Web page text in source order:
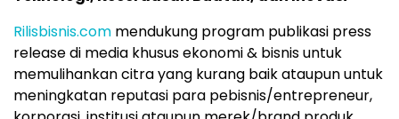
Rilisbisnis.com mendukung program publikasi press
release di media khusus ekonomi & bisnis untuk
memulihankan citra yang kurang baik ataupun untuk
meningkatan reputasi para pebisnis/entrepreneur,